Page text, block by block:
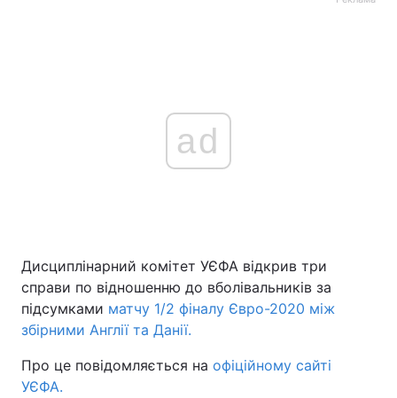
ad
Дисциплінарний комітет УЄФА відкрив три
справи по відношенню до вболівальників за
підсумками матчу 1/2 фіналу Євро-2020 між
збірними Англії та Данії.
Про це повідомляється на офіційному сайті
УЄФА.